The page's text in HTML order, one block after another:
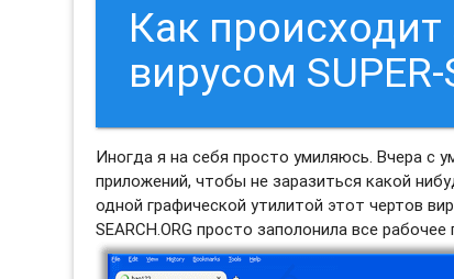
Как
вирусом SUPER-
Иногда я на себя просто умиляюсь. Вчера с
приложений, чтобы не заразиться какой
одной графической утилитой этот чертов
SEARCH.ORG просто заполонила все